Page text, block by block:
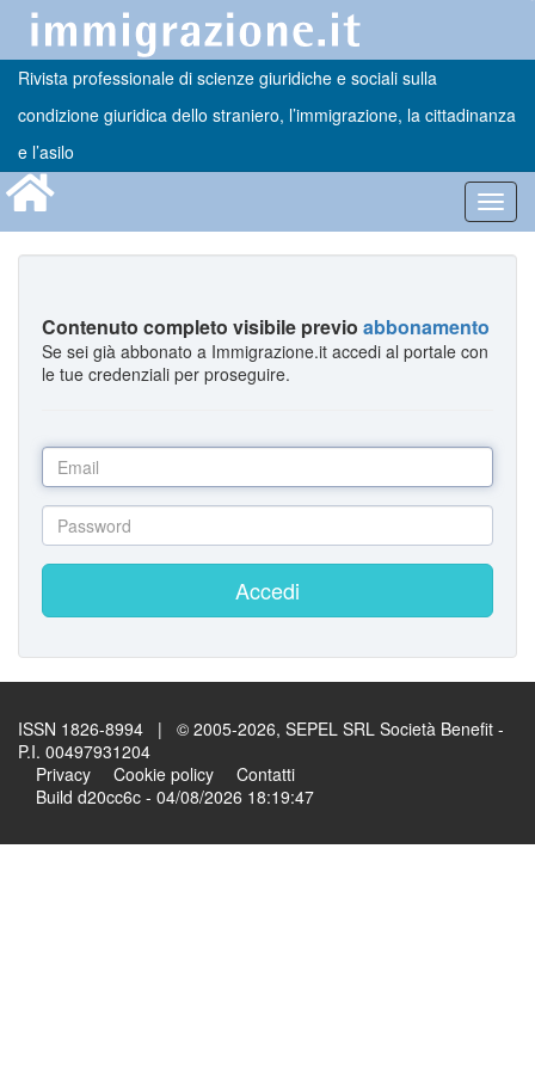
Rivista professionale di scienze giuridiche e sociali sulla
condizione giuridica dello straniero, l’immigrazione, la cittadinanza
e l’asilo
Contenuto completo visibile previo abbonamento
Se sei già abbonato a Immigrazione.it accedi al portale con
le tue credenziali per proseguire.
Accedi
ISSN 1826-8994 | © 2005-2026, SEPEL SRL Società Benefit -
P.I. 00497931204
Privacy
Cookie policy
Contatti
Build d20cc6c - 04/08/2026 18:19:47